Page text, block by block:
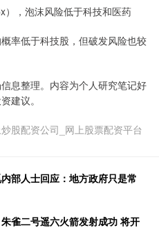
），泡沫风险低于科技和医药
率低于科技股，但破发风险也较
息整理。内容为个人研究笔记好
建议。
股配资公司_网上股票配资平台
部人士回应：地方政府只是常
雀二号遥六火箭发射成功 将开